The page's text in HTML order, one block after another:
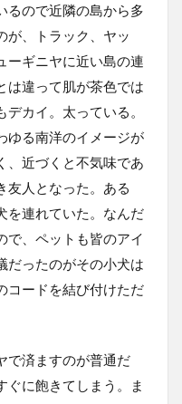
るので近隣の島から多
が、トラック、ヤッ
ーギニヤに近い島の連
は違って肌が茶色では
カイ。太っている。
ゆる南洋のイメージが
、近づくと不気味であ
友人となった。ある
を連れていた。なんだ
で、ペットも皆のアイ
だったのがその小犬は
コードを結び付けただ
で済ますのが普通だ
ぐに飽きてしまう。ま